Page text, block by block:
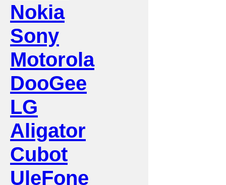
Nokia
Sony
Motorola
DooGee
LG
Aligator
Cubot
UleFone